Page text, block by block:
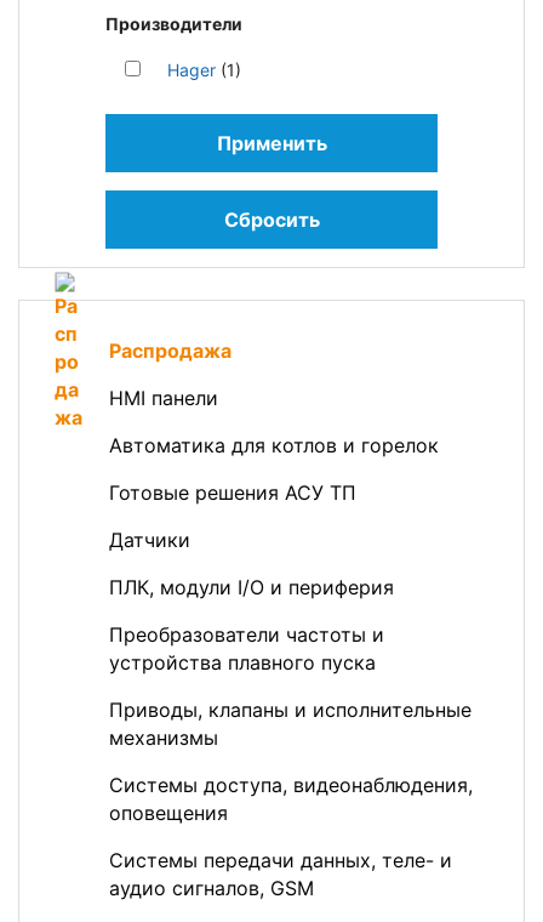
Производители
Hager (1)
Применить
Сбросить
Распродажа
HMI панели
Автоматика для котлов и горелок
Готовые решения АСУ ТП
Датчики
ПЛК, модули I/O и периферия
Преобразователи частоты и
устройства плавного пуска
Приводы, клапаны и исполнительные
механизмы
Системы доступа, видеонаблюдения,
оповещения
Системы передачи данных, теле- и
аудио сигналов, GSM